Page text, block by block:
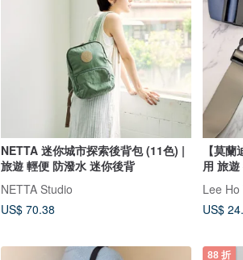
NETTA 迷你城市探索後背包 (11色) |
旅遊 輕便 防潑水 迷你後背
NETTA Studio
US$ 70.38
【莫
用 旅
Lee Ho
US$
88 折